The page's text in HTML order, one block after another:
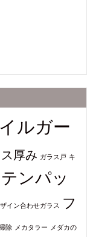
ルガー
厚み ガラス戸 キ
テンパッ
イン合わせガラス
フ
除 メカタラー メダカの